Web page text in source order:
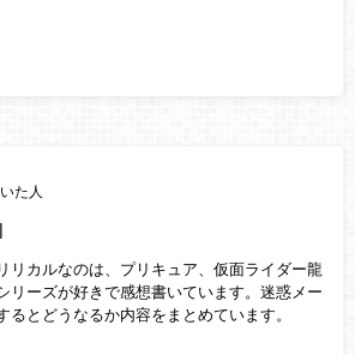
た人
リカルなのは、プリキュア、仮面ライダー龍
リーズが好きで感想書いています。迷惑メー
るとどうなるか内容をまとめています。